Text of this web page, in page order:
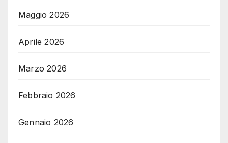
Maggio 2026
Aprile 2026
Marzo 2026
Febbraio 2026
Gennaio 2026